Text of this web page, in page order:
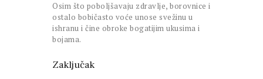
Osim što poboljšavaju zdravlje, borovnice i
ostalo bobičasto voće unose svežinu u
ishranu i čine obroke bogatijim ukusima i
bojama.
Zaključak